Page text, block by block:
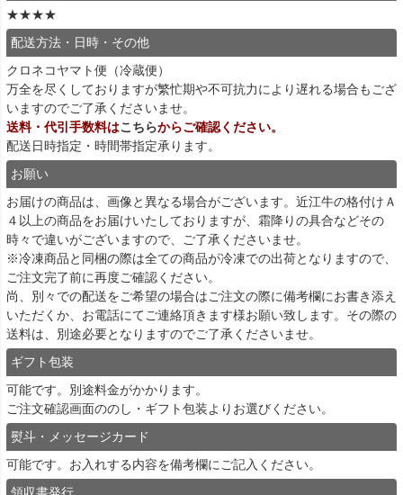
★★★★
配送方法・日時・その他
クロネコヤマト便（冷蔵便）
万全を尽くしておりますが繁忙期や不可抗力により遅れる場合もござ
いますのでご了承くださいませ。
送料・代引手数料はこちらからご確認ください。
配送日時指定・時間帯指定承ります。
お願い
お届けの商品は、画像と異なる場合がございます。近江牛の格付けＡ
４以上の商品をお届けいたしておりますが、霜降りの具合などその
時々で違いがございますので、ご了承くださいませ。
※冷凍商品と同梱の際は全ての商品が冷凍での出荷となりますので、
ご注文完了前に再度ご確認ください。
尚、別々での配送をご希望の場合はご注文の際に備考欄にお書き添え
いただくか、お電話にてご連絡頂きます様お願い致します。その際の
送料は、別途必要となりますのでご了承くださいませ。
ギフト包装
可能です。別途料金がかかります。
ご注文確認画面ののし・ギフト包装よりお選びください。
熨斗・メッセージカード
可能です。お入れする内容を備考欄にご記入ください。
領収書発行